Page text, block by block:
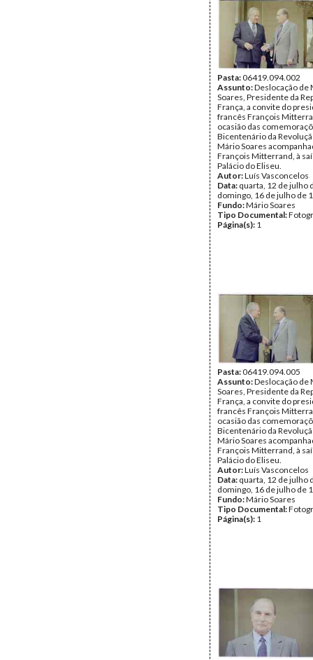
Pasta:06419.094.002
Assunto:Deslocação de
Soares, Presidente da
França, a convite do
francês François
ocasião das
Bicentenário da
Mário Soares
François Mitterrand, à
Palácio do Eliseu.
Autor:Luís Vasconcelos
Data: quarta, 12 de julho
domingo, 16 de julho de
Fundo:Mário Soares
Tipo Documental:
Página(s): 1
Pasta:06419.094.005
Assunto:Deslocação de
Soares, Presidente da
França, a convite do
francês François
ocasião das
Bicentenário da
Mário Soares
François Mitterrand, à
Palácio do Eliseu.
Autor:Luís Vasconcelos
Data: quarta, 12 de julho
domingo, 16 de julho de
Fundo:Mário Soares
Tipo Documental:
Página(s): 1